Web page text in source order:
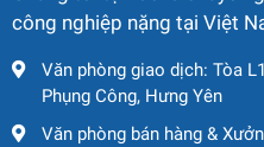
Trọng lượng
Trọng lượng làm việc
công nghiệp nặng tại Việt
Văn phòng giao dịch: Tòa
Phụng Công, Hưng Yên
Văn phòng bán hàng &